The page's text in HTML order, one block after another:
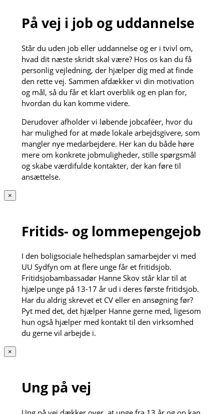
På vej i job og uddannelse
Står du uden job eller uddannelse og er i tvivl om,
hvad dit næste skridt skal være? Hos os kan du få
personlig vejledning, der hjælper dig med at finde
den rette vej. Sammen afdækker vi din motivation
og mål, så du får et klart overblik og en plan for,
hvordan du kan komme videre.
Derudover afholder vi løbende jobcaféer, hvor du
har mulighed for at møde lokale arbejdsgivere, som
mangler nye medarbejdere. Her kan du både høre
mere om konkrete jobmuligheder, stille spørgsmål
og skabe værdifulde kontakter, der kan føre til
ansættelse.
×
Fritids- og lommepengejob
I den boligsociale helhedsplan samarbejder vi med
UU Sydfyn om at flere unge får et fritidsjob.
Fritidsjobambassadør Hanne Skov står klar til at
hjælpe unge på 13-17 år ud i deres første fritidsjob.
Har du aldrig skrevet et CV eller en ansøgning før?
Pyt med det, det hjælper Hanne gerne med, ligesom
hun også hjælper med kontakt til den virksomhed
du gerne vil arbejde i.
×
Ung på vej